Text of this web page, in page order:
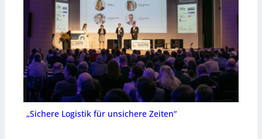
„Sichere Logistik für unsichere Zeiten“